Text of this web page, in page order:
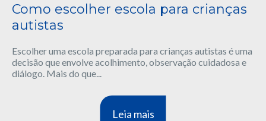
Como escolher escola para crianças
autistas
Escolher uma escola preparada para crianças autistas é uma
decisão que envolve acolhimento, observação cuidadosa e
diálogo. Mais do que...
Leia mais